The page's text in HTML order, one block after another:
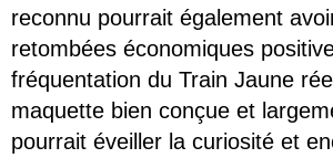
reconnu pourrait également
retombées économiques
fréquentation du Train Jaune
maquette bien conçue et
pourrait éveiller la curiosité et